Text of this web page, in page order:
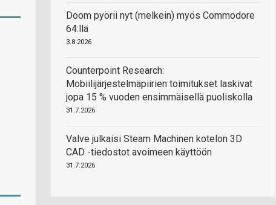
Doom pyörii nyt (melkein) myös Commodore
64:llä
3.8.2026
Counterpoint Research:
Mobiilijärjestelmäpiirien toimitukset laskivat
jopa 15 % vuoden ensimmäisellä puoliskolla
31.7.2026
Valve julkaisi Steam Machinen kotelon 3D
CAD -tiedostot avoimeen käyttöön
31.7.2026